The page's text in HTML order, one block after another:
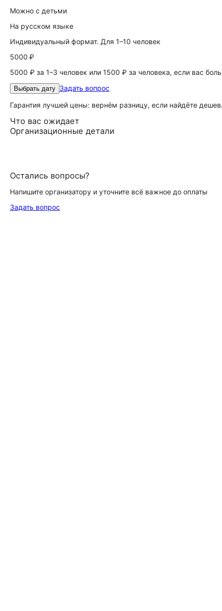
Можно с детьми
На русском языке
Индивидуальный формат. Для 1–10 человек
5000 ₽
5000 ₽ за 1–3 человек или 1500 ₽ за человека, если вас
Выбрать дату Задать вопрос
Гарантия лучшей цены: вернём разницу, если найдёте
Что вас ожидает
Организационные детали
Остались вопросы?
Напишите организатору и уточните всё важное до оплаты
Задать вопрос